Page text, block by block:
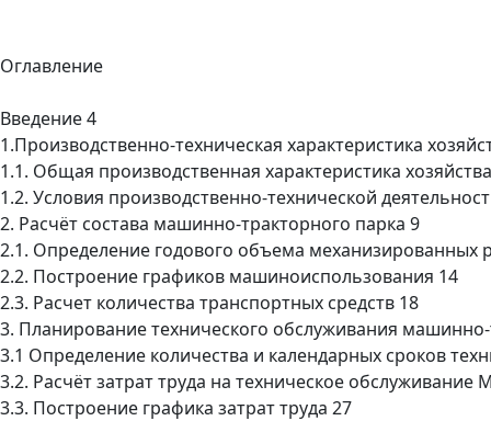
Оглавление
Введение 4
1.Производственно-техническая характеристика
1.1. Общая производственная характеристика
1.2. Условия производственно-технической
2. Расчёт состава машинно-тракторного парка 9
2.1. Определение годового объема
2.2. Построение графиков машиноиспользования 14
2.3. Расчет количества транспортных средств 18
3. Планирование технического обслуживания
3.1 Определение количества и календарных сроков
3.2. Расчёт затрат труда на техническое обслуживание
3.3. Построение графика затрат труда 27